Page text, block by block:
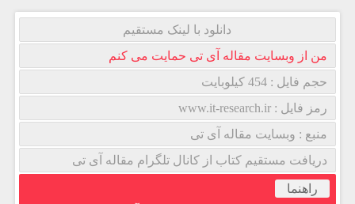
دانلود با لینک مستقیم
من از وبسایت مقاله آی تی حمایت می کنم
حجم فایل : 454 کیلوبایت
رمز فایل : www.it-research.ir
منبع : وبسایت مقاله آی تی
دریافت مستقیم کتاب از کانال تلگرام مقاله آی تی
راهنما